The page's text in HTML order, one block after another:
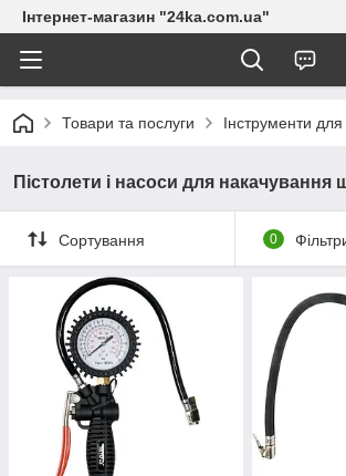
Інтернет-магазин "24ka.com.ua"
Товари та послуги Інструменти для
Пістолети і насоси для накачування
Сортування 0